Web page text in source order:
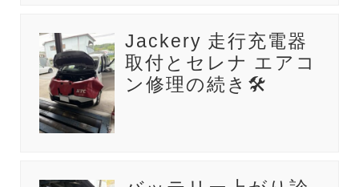
Jackery 走行充電器
取付とセレナ エアコ
ン修理の続き🛠️